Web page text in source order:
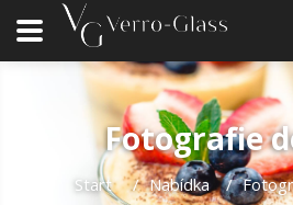
Fotografie
Start / Nabídka /